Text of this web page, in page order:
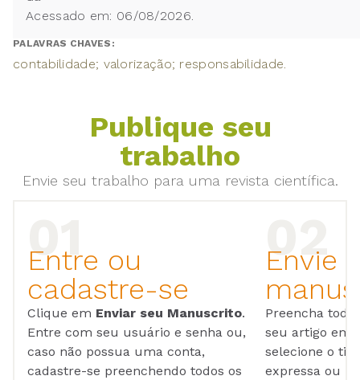
Acessado em: 06/08/2026.
PALAVRAS CHAVES:
contabilidade; valorização; responsabilidade.
Publique seu
trabalho
Envie seu trabalho para uma revista científica.
Entre ou
cadastre-se
Clique em Enviar seu Manuscrito.
Entre com seu usuário e senha ou,
caso não possua uma conta,
cadastre-se preenchendo todos os
Envie
Preencha
seu artigo em
selecione o
expressa ou